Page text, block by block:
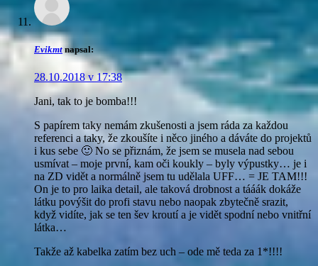
Evikmt napsal:
28.10.2018 v 17:38
Jani, tak to je bomba!!!
S papírem taky nemám zkušenosti a jsem ráda za každou
referenci a taky, že zkoušíte i něco jiného a dáváte do projektů
i kus sebe 🙂 No se přiznám, že jsem se musela nad sebou
usmívat – moje první, kam oči koukly – byly výpustky… je i
na ZD vidět a normálně jsem tu udělala UFF… = JE TAM!!!
On je to pro laika detail, ale taková drobnost a tááák dokáže
látku povýšit do profi stavu nebo naopak zbytečně srazit,
když vidíte, jak se ten šev kroutí a je vidět spodní nebo vnitřní
látka…
Takže až kabelka zatím bez uch – ode mě teda za 1*!!!!